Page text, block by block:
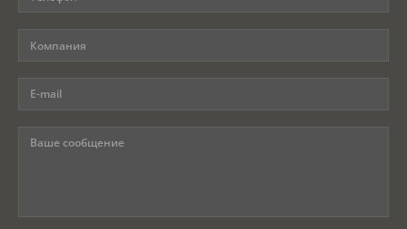
Новости
Контакты